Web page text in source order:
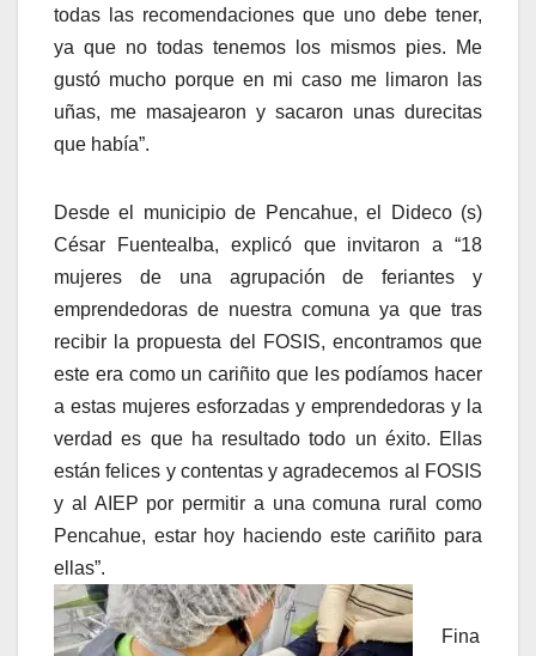
todas las recomendaciones que uno debe tener,
ya que no todas tenemos los mismos pies. Me
gustó mucho porque en mi caso me limaron las
uñas, me masajearon y sacaron unas durecitas
que había”.
Desde el municipio de Pencahue, el Dideco (s)
César Fuentealba, explicó que invitaron a “18
mujeres de una agrupación de feriantes y
emprendedoras de nuestra comuna ya que tras
recibir la propuesta del FOSIS, encontramos que
este era como un cariñito que les podíamos hacer
a estas mujeres esforzadas y emprendedoras y la
verdad es que ha resultado todo un éxito. Ellas
están felices y contentas y agradecemos al FOSIS
y al AIEP por permitir a una comuna rural como
Pencahue, estar hoy haciendo este cariñito para
ellas”.
Fina